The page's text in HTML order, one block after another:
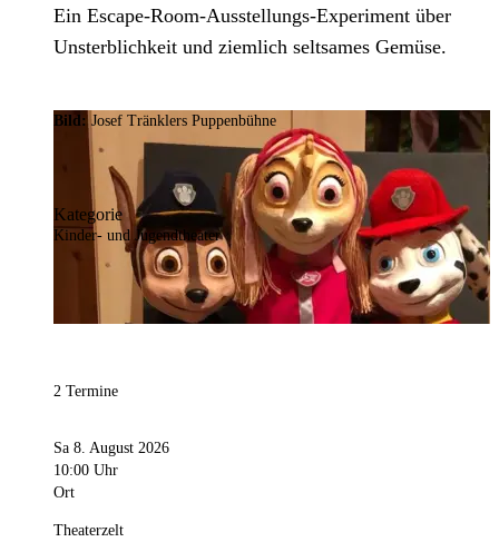
Ein Escape-Room-Ausstellungs-Experiment über
Unsterblichkeit und ziemlich seltsames Gemüse.
Bild:Josef Tränklers Puppenbühne
Kategorie
Kinder- und Jugendtheater
2 Termine
Sa 8. August 2026
10:00 Uhr
Ort
Theaterzelt